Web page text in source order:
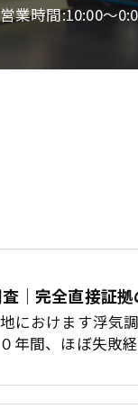
営業時間:10:00～
｜完全直接証
におけます浮気
年間、ほぼ失敗